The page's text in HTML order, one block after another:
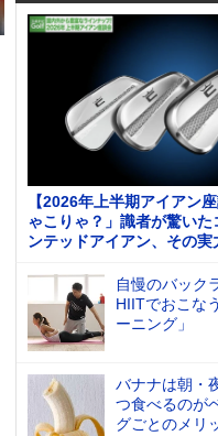
【2026年上半期アイアン
ゃこりゃ？」識者が驚いた
ンテッドアイアン、その実
自慢のバック
HIITでおこな
ーニング」
バナナは朝・
つ食べるのが
グごとのメリ